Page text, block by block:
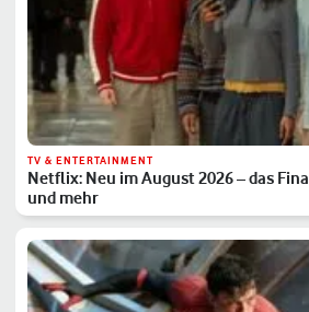
TV & ENTERTAINMENT
Netflix: Neu im August 2026 – das
und mehr